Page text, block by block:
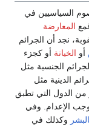
السياسيين في
المعارضة
نجد أن الجرائم
أو الخيانة أو كجزء
الجنسية مثل
الدينية مثل
من الدول التي تطبق
الإعدام. وفي
وكذلك في